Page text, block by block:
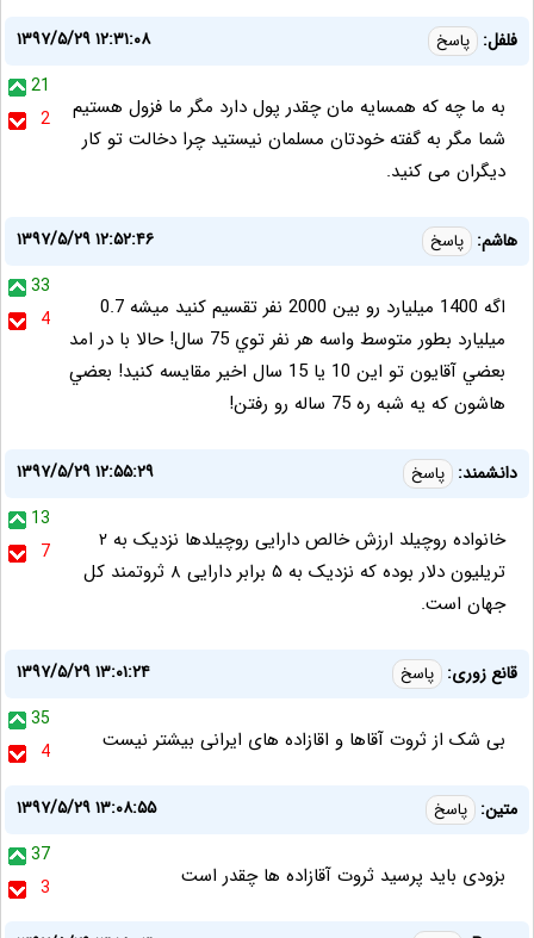
فلفل: پاسخ
۱۳۹۷/۵/۲۹ ۱۲:۳۱:۰۸
21
2
به ما چه که همسایه مان چقدر پول دارد مگر ما فزول هستیم
شما مگر به گفته خودتان مسلمان نیستید چرا دخالت تو کار
دیگران می کنید.
هاشم: پاسخ
۱۳۹۷/۵/۲۹ ۱۲:۵۲:۴۶
33
4
اگه 1400 ميليارد رو بين 2000 نفر تقسيم كنيد ميشه 0.7
ميليارد بطور متوسط واسه هر نفر توي 75 سال! حالا با در امد
بعضي آقايون تو اين 10 يا 15 سال اخير مقايسه كنيد! بعضي
هاشون كه يه شبه ره 75 ساله رو رفتن!
دانشمند: پاسخ
۱۳۹۷/۵/۲۹ ۱۲:۵۵:۲۹
13
7
خانواده روچیلد ارزش خالص دارایی روچیلدها نزدیک به ۲
تریلیون دلار بوده که نزدیک به ۵ برابر دارایی ۸ ثروتمند کل
جهان است.
قانع زوری: پاسخ
۱۳۹۷/۵/۲۹ ۱۳:۰۱:۲۴
35
4
بی شک از ثروت آقاها و اقازاده های ایرانی بیشتر نیست
متین: پاسخ
۱۳۹۷/۵/۲۹ ۱۳:۰۸:۵۵
37
3
بزودی باید پرسید ثروت آقازاده ها چقدر است